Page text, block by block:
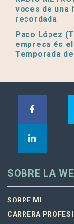
voces de una
recordada
Paco López
empresa és
Temporada de
SOBRE LA
SOBRE MI
CARRERA